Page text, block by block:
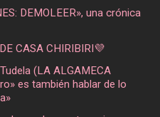
DEMOLEER», una crónica
CASA CHIRIBIRI💜
(LA ALGAMECA
es también hablar de lo